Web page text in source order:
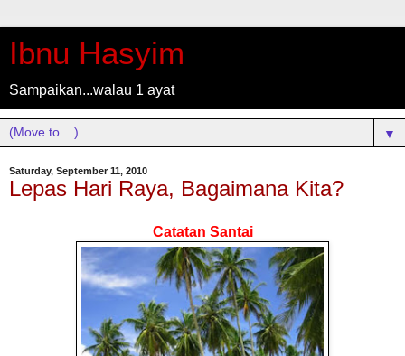
Ibnu Hasyim
Sampaikan...walau 1 ayat
▼
Saturday, September 11, 2010
Lepas Hari Raya, Bagaimana Kita?
Catatan Santai